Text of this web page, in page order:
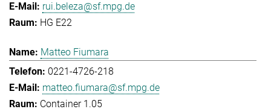
rui.beleza@sf.mpg.de
HG E22
Matteo Fiumara
0221-4726-218
matteo.fiumara@sf.mpg.de
Container 1.05